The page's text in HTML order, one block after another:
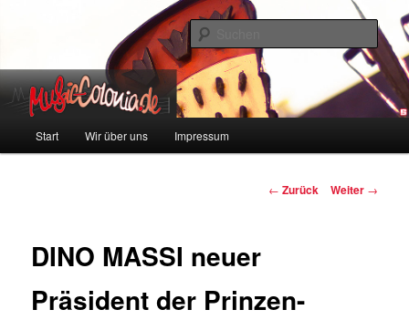
music-colonia
Start Wir über uns Impressum
Beitragsnavigation
← Zurück Weiter →
DINO MASSI neuer
Präsident der Prinzen-